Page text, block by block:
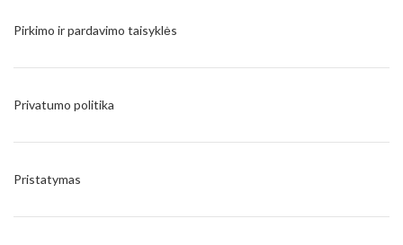
Pirkimo ir pardavimo taisyklės
Privatumo politika
Pristatymas